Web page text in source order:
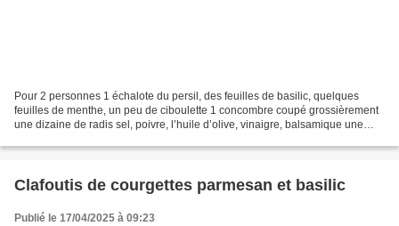
Pour 2 personnes 1 échalote du persil, des feuilles de basilic, quelques
feuilles de menthe, un peu de ciboulette 1 concombre coupé grossièrement
une dizaine de radis sel, poivre, l’huile d’olive, vinaigre, balsamique une
Clafoutis de courgettes parmesan et basilic
Publié le 17/04/2025 à 09:23